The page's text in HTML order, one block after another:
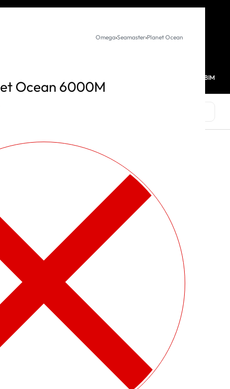
HESABIM
Omega›Seamaster›Planet Ocean
Ocean 6000M